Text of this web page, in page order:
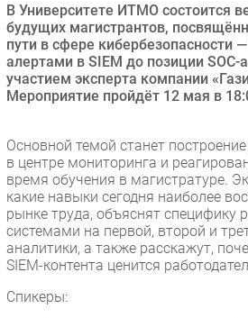
Гаджеты
Здоровье
РАЗДЕЛЫ
Аналитика
Интервью
Мероприятия
Проекты
IT класс
Тестовый стенд
Каталог компаний
В Университете ИТМО состоится
будущих магистрантов,
пути в сфере кибербезопасности
алертами в SIEM до позиции SOC-
участием эксперта компании
Мероприятие пройдёт 12 мая в
Основной темой станет
в центре мониторинга и
время обучения в магистратуре.
какие навыки сегодня наиболее
рынке труда, объяснят специфику
системами на первой, второй и
аналитики, а также расскажут,
SIEM-контента ценится
Спикеры: